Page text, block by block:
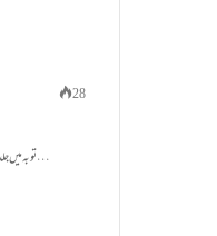
28
توبہ میں جلدی اور وقت کی قدرو قیمت نورِ نظر! اپنے نفس کے تئیں ہمیشہ چاق چوبند رہنا، کبھی اس…